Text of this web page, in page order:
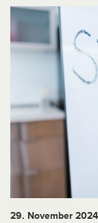
29. November 2024